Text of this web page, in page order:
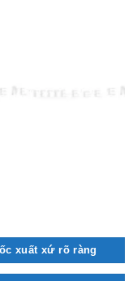
xuất xứ rõ ràng